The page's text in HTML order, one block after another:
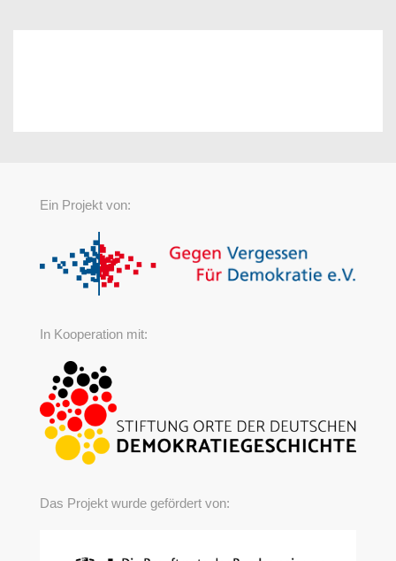
Ein Projekt von:
In Kooperation mit:
Das Projekt wurde gefördert von: